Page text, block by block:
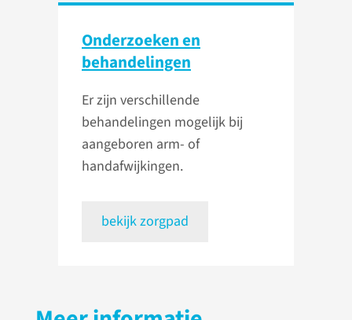
Onderzoeken en
behandelingen
Er zijn verschillende
behandelingen mogelijk bij
aangeboren arm- of
handafwijkingen.
bekijk zorgpad